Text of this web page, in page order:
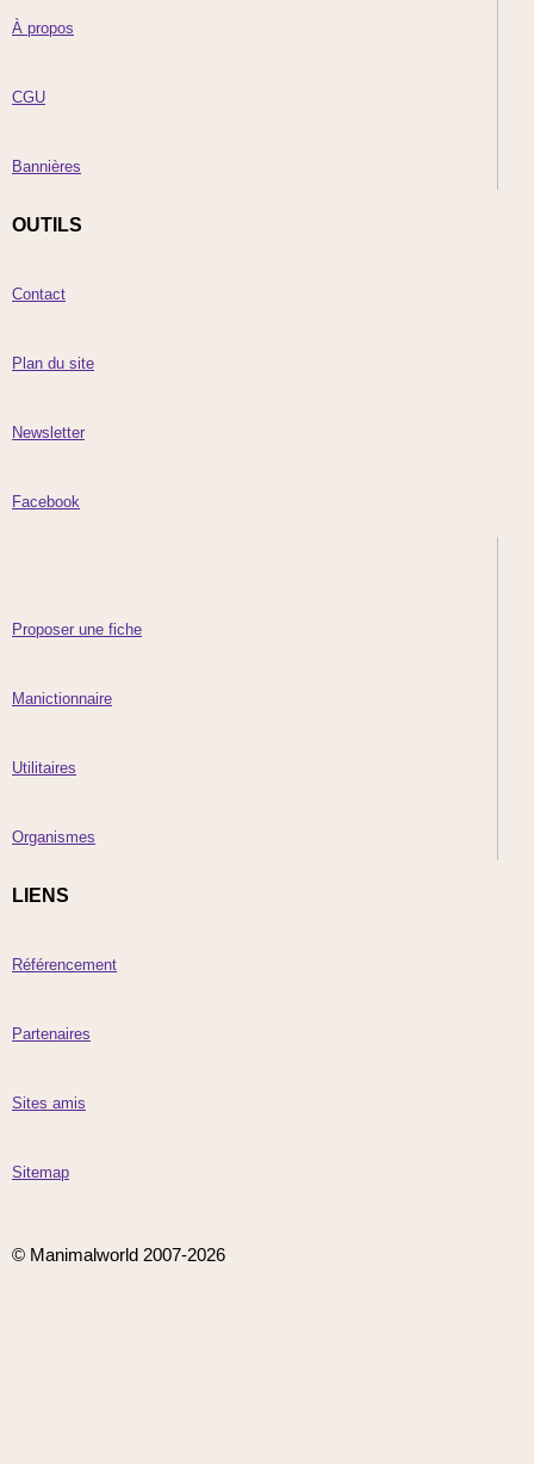
À propos
CGU
Bannières
OUTILS
Contact
Plan du site
Newsletter
Facebook
Proposer une fiche
Manictionnaire
Utilitaires
Organismes
LIENS
Référencement
Partenaires
Sites amis
Sitemap
© Manimalworld 2007-2026